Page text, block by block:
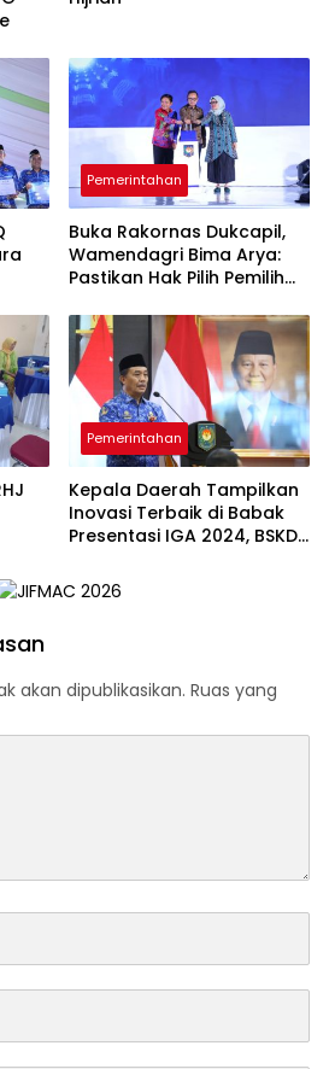
Pemerintahan
Buka Rakornas Dukcapil,
Wamendagri Bima Arya:
Pastikan Hak Pilih Pemilih
Pemerintahan
Kepala Daerah Tampilkan
Inovasi Terbaik di Babak
Presentasi IGA 2024, BSKDN
Inovasi Berkelanjutan
akan dipublikasikan. Ruas yang